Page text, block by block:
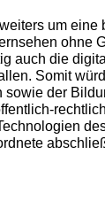
um eine
ohne
auch die
Somit
sowie der